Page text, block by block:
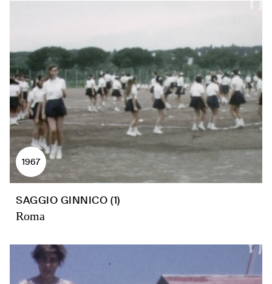
1967
SAGGIO GINNICO (1)
Roma